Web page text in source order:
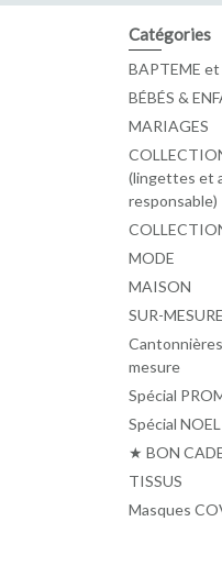
Catégories
BAPTEME
BÉBÉS &
MARIAGES
(lingettes et
responsable)
MODE
MAISON
SUR-MESURE
mesure
Spécial
Spécial NOEL
★ BON
TISSUS
Masques